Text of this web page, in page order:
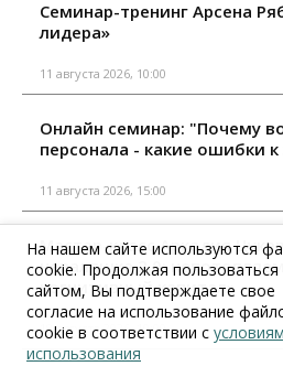
Семинар-тренинг Арсена
лидера»
11 августа 2026, 10:00
Онлайн семинар: "Почему
персонала - какие ошибки
11 августа 2026, 15:00
Мастер-класс Аркадия
неваляшка 2.0:
когнитивный капитал»
18 августа 2026, 10:00
На нашем сайте используются
cookie. Продолжая пользоваться
сайтом, Вы подтверждаете свое
согласие на использование
cookie в соответствии с
использования